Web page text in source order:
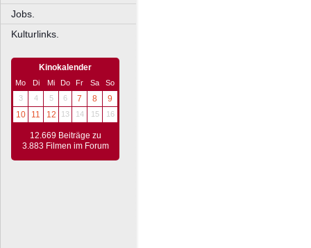
Jobs.
Kulturlinks.
Kinokalender
Mo Di Mi Do Fr Sa
So
3
4 5 6 7 8
9
10
11 12 13 14 15 16
12.669 Beiträge zu
3.883 Filmen im Forum